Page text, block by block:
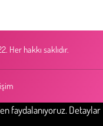
Her hakkı saklıdır.
faydalanıyoruz. Detaylar